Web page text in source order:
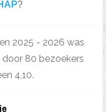
?
2025 - 2026 was
door 80 bezoekers
4,10.